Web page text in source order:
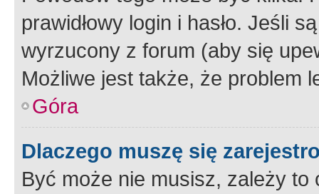
prawidłowy login i hasło. Jeśli
wyrzucony z forum (aby się
Możliwe jest także, że problem
Góra
Dlaczego muszę się
Być może nie musisz, zależy